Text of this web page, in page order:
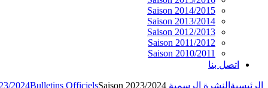
Saison 2014/2015
Saison 2013/2014
Saison 2012/2013
Saison 2011/2012
Saison 2010/2011
اتصل بنا
الرئيسية النشرة الرسمية 2026/2025 2024Bulletins OfficielsSaison 2023/2024